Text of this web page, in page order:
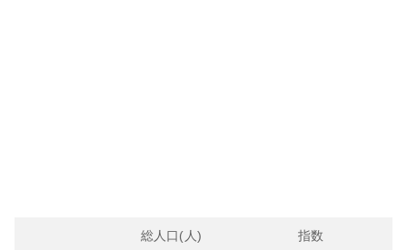
総人口(人) 指数